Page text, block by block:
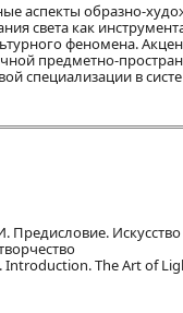
аспекты образно-
света как
феномена.
предметно-
специализации в
Искусство
Introduction. The Art of